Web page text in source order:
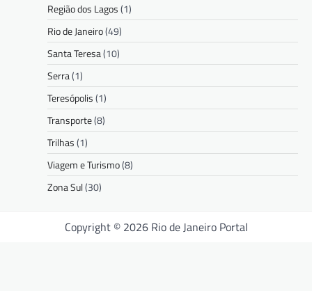
Região dos Lagos(1)
Rio de Janeiro(49)
Santa Teresa(10)
Serra(1)
Teresópolis(1)
Transporte(8)
Trilhas(1)
Viagem e Turismo(8)
Zona Sul(30)
Copyright © 2026 Rio de Janeiro Portal